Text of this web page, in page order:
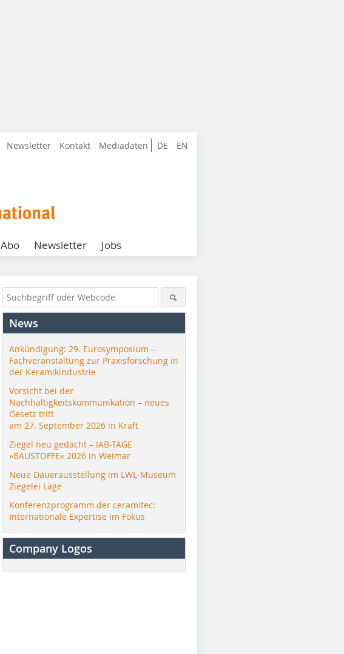
DE EN
Newsletter Kontakt Mediadaten
Abo Newsletter Jobs
News
Ankündigung: 29. Eurosymposium –
Fachveranstaltung zur Praxisforschung in
der Keramikindustrie
Vorsicht bei der
Nachhaltigkeitskommunikation – neues
Gesetz tritt
am 27. September 2026 in Kraft
Ziegel neu gedacht – IAB-TAGE
»BAUSTOFFE« 2026 in Weimar
Neue Dauerausstellung im LWL-Museum
Ziegelei Lage
Konferenzprogramm der ceramitec:
Internationale Expertise im Fokus
Company Logos